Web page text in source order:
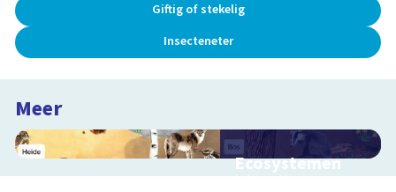
Giftig of stekelig
Insecteneter
Meer
Ecosystemen
Interactieve